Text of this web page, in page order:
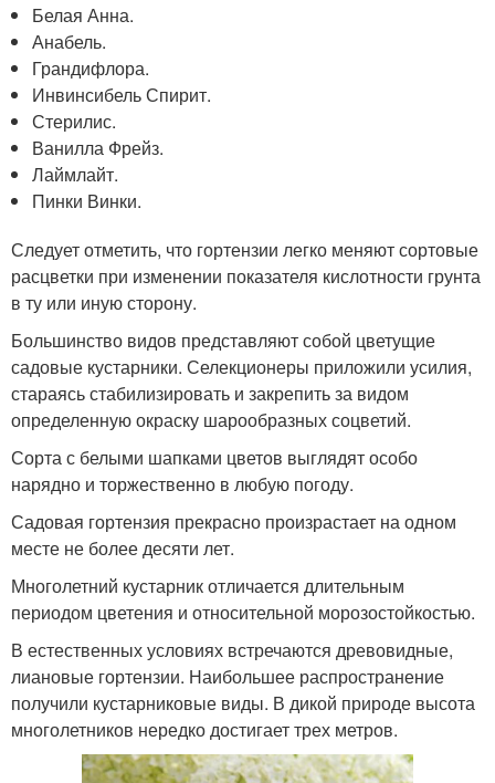
Белая Анна.
Анабель.
Грандифлора.
Инвинсибель Спирит.
Стерилис.
Ванилла Фрейз.
Лаймлайт.
Пинки Винки.
Следует отметить, что гортензии легко меняют сортовые
расцветки при изменении показателя кислотности грунта
в ту или иную сторону.
Большинство видов представляют собой цветущие
садовые кустарники. Селекционеры приложили усилия,
стараясь стабилизировать и закрепить за видом
определенную окраску шарообразных соцветий.
Сорта с белыми шапками цветов выглядят особо
нарядно и торжественно в любую погоду.
Садовая гортензия прекрасно произрастает на одном
месте не более десяти лет.
Многолетний кустарник отличается длительным
периодом цветения и относительной морозостойкостью.
В естественных условиях встречаются древовидные,
лиановые гортензии. Наибольшее распространение
получили кустарниковые виды. В дикой природе высота
многолетников нередко достигает трех метров.